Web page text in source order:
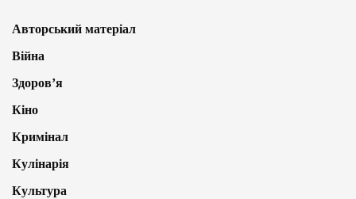
Авторський матеріал
Війна
Здоров’я
Кіно
Кримінал
Кулінарія
Культура